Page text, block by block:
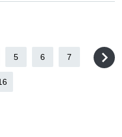
5 6 7